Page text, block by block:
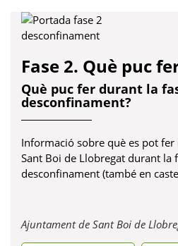
Fase 2. Què puc
Què puc fer durant la
desconfinament?
Informació sobre què es pot
Sant Boi de Llobregat durant la
desconfinament (també en
Ajuntament de Sant Boi de